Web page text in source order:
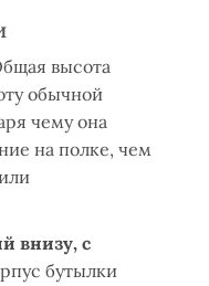
высота
обычной
чему она
на полке, чем
внизу, с
бутылки